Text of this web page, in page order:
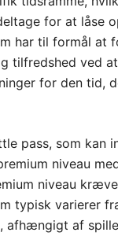
for at låse
har til formål at
tilfredshed ved
for den tid,
pass, som kan
niveau
niveau
typisk varierer
afhængigt af